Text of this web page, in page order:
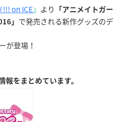
!!! on ICE』 より
「アニメイトガー
」 で発売される新作グッズのデ
が登場！
をまとめています。